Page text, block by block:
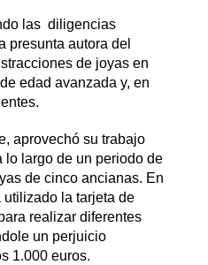
las diligencias
presunta autora del
de joyas en
edad avanzada y, en
aprovechó su trabajo
largo de un periodo de
de cinco ancianas. En
la tarjeta de
realizar diferentes
un perjuicio
1.000 euros.